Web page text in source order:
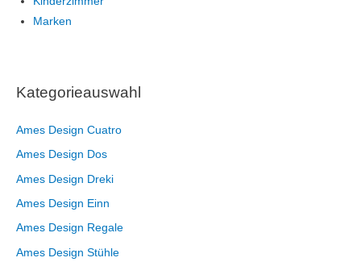
Marken
Kategorieauswahl
Ames Design Cuatro
Ames Design Dos
Ames Design Dreki
Ames Design Einn
Ames Design Regale
Ames Design Stühle